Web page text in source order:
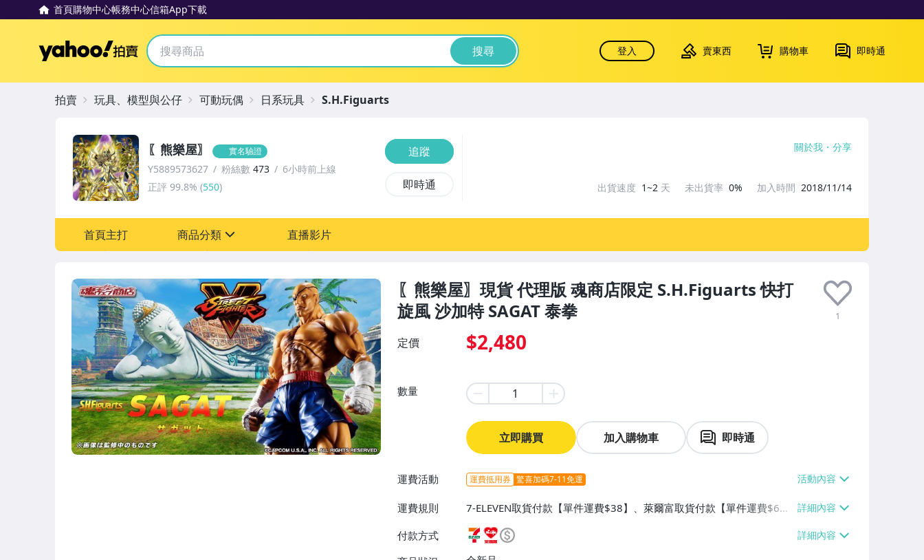
首頁購物中心帳務中心信箱App下載
Yahoo拍賣 搜尋 登入 賣東西 購物車 即時通
〖熊樂屋〗現貨 代理版 魂商店限定 S.H.Figuarts 快打
旋風 沙加特 SAGAT 泰拳
1
定價 $2,480
數量
立即購買 加入購物車 即時通
運費活動 運費抵用券 驚喜加碼7-11免運
運費規則
7-ELEVEN取貨付款【單件運費$38】、萊爾富取貨付款【單件運費$6
0】、宅配/貨運【單件運費$160】、郵局掛號【單件運費$100】
付款方式
〖熊樂屋〗 實名驗證
Y5889573627 粉絲數 473
6小時前上線
正評 99.8% (550)
追蹤
即時通
關於我 分享
出貨速度 1~2 天 未出貨率 0% 加入時間 2018/11/14
首頁主打 商品分類
電玩遊戲與主機
直播影片
拍賣 玩具、模型與公仔 可動玩偶 日系玩具 S.H.Figuarts